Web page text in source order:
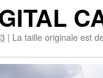
| La taille originale est